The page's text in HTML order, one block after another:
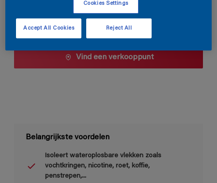
Verfcalculator
Bereken
Vind een verkooppunt
Belangrijkste voordelen
Isoleert wateroplosbare vlekken zoals
vochtkringen, nicotine, roet, koffie,
penstrepen,...
Cookies Settings
Reject All
Accept All Cookies